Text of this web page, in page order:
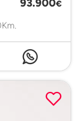
93.900€